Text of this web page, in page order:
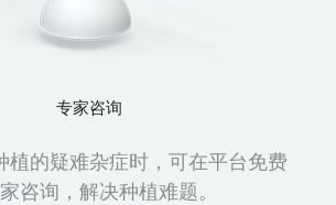
专家咨询
植的疑难杂症时，可在平台免费
咨询，解决种植难题。